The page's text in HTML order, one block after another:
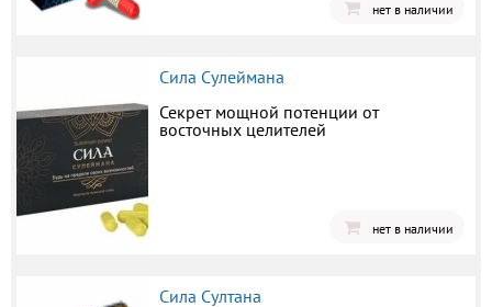
нет в наличии
Сила Сулеймана
Секрет мощной потенции от
восточных целителей
нет в наличии
Сила Султана